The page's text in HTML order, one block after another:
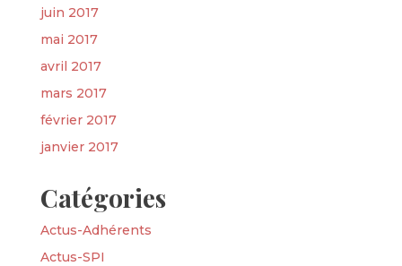
juin 2017
mai 2017
avril 2017
mars 2017
février 2017
janvier 2017
Catégories
Actus-Adhérents
Actus-SPI